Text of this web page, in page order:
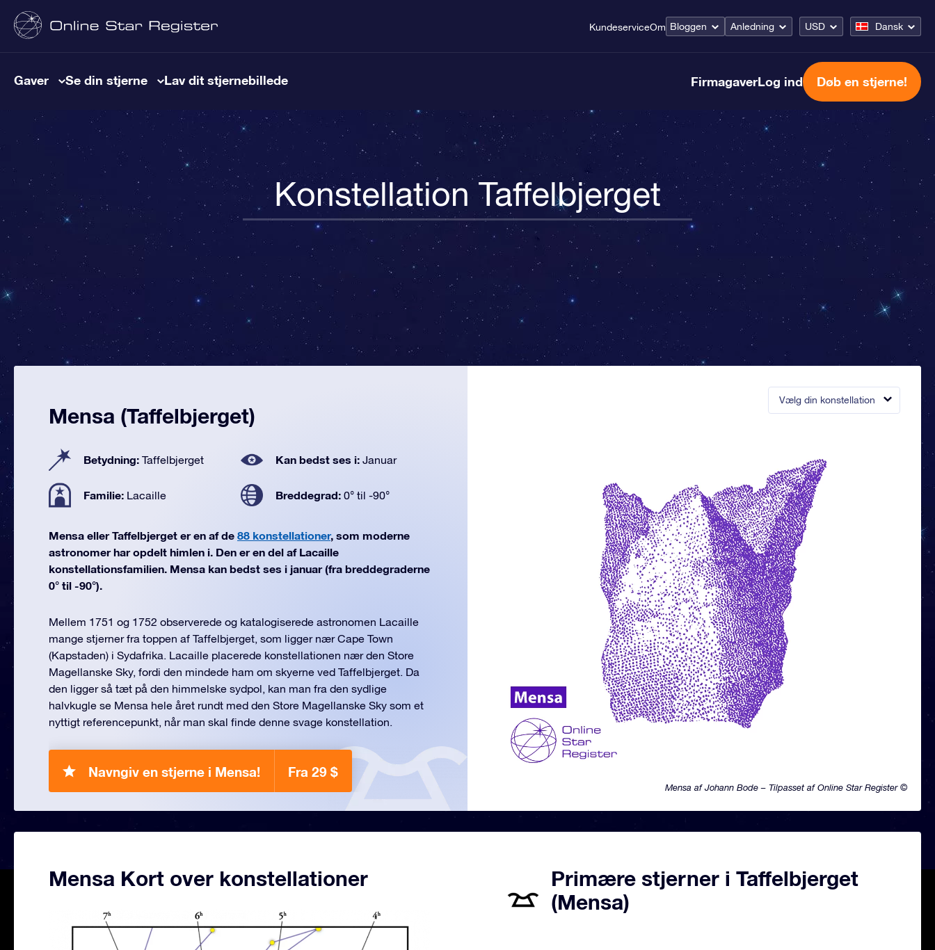
KundeserviceOm Bloggen Anledning USD Dansk
Gaver Se din stjerne Lav dit stjernebillede FirmagaverLog ind Døb en stjerne!
Konstellation Taffelbjerget
Vælg din konstellation
Mensa af Johann Bode – Tilpasset af Online Star Register ©
Mensa (Taffelbjerget)
Betydning: Taffelbjerget Kan bedst ses i: Januar
Familie: Lacaille Breddegrad: 0° til -90°
Mensa eller Taffelbjerget er en af de 88 konstellationer, som moderne
astronomer har opdelt himlen i. Den er en del af Lacaille
konstellationsfamilien. Mensa kan bedst ses i januar (fra breddegraderne
0° til -90°).
Mellem 1751 og 1752 observerede og katalogiserede astronomen Lacaille
mange stjerner fra toppen af Taffelbjerget, som ligger nær Cape Town
(Kapstaden) i Sydafrika. Lacaille placerede konstellationen nær den Store
Magellanske Sky, fordi den mindede ham om skyerne ved Taffelbjerget. Da
den ligger så tæt på den himmelske sydpol, kan man fra den sydlige
halvkugle se Mensa hele året rundt med den Store Magellanske Sky som et
nyttigt referencepunkt, når man skal finde denne svage konstellation.
Navngiv en stjerne i Mensa! Fra 29 $
Mensa Kort over konstellationer
Primære stjerner i Taffelbjerget
(Mensa)